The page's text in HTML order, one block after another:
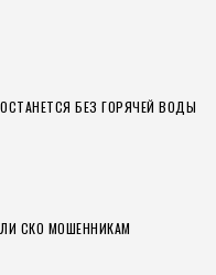
БЕЗ ГОРЯЧЕЙ ВОДЫ
СКО МОШЕННИКАМ